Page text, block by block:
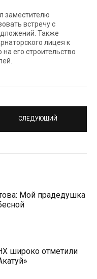
заместителю
встречу с
Также
лицея к
его строительство
СЛЕДУЮЩИЙ
Мой прадедушка
широко отметили